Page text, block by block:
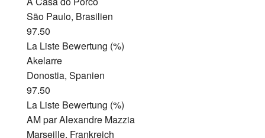
São Paulo, Brasilien
97.50
La Liste Bewertung (%)
Akelarre
Donostia, Spanien
97.50
La Liste Bewertung (%)
AM par Alexandre Mazzia
Marseille, Frankreich